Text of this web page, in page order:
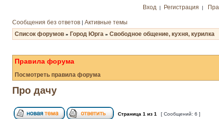
Вход | Регистрация |
Сообщения без ответов | Активные темы
Список форумов » Город Юрга » Свободное общение, кухня, курилка
Правила форума
Посмотреть правила форума
Про дачу
Страница 1 из 1 [ Сообщений: 6 ]